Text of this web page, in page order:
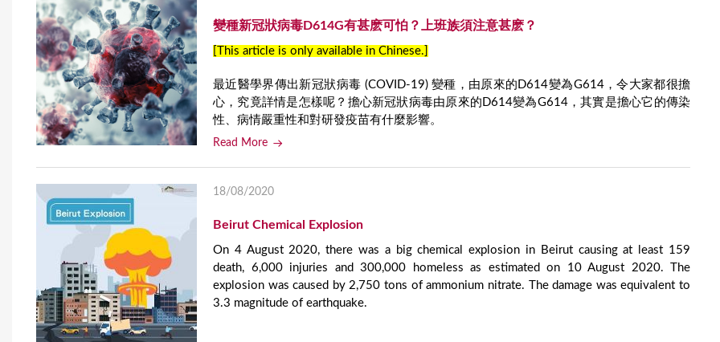
變種新冠狀病毒D614G有甚麽可怕？上班族須注意甚麽？
[This article is only available in Chinese.]
最近醫學界傳出新冠狀病毒 (COVID-19) 變種，由原來的D614變為G614，令大家都很擔
心，究竟詳情是怎樣呢？擔心新冠狀病毒由原來的D614變為G614，其實是擔心它的傳染
性、病情嚴重性和對研發疫苗有什麼影響。
Read More
18/08/2020
Beirut Chemical Explosion
On 4 August 2020, there was a big chemical explosion in Beirut causing at least 159
death, 6,000 injuries and 300,000 homeless as estimated on 10 August 2020. The
explosion was caused by 2,750 tons of ammonium nitrate. The damage was equivalent to
3.3 magnitude of earthquake.